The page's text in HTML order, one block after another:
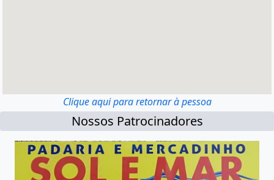
Clique aqui para retornar à pessoa
Nossos Patrocinadores